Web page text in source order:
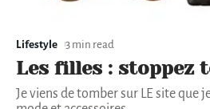
Lifestyle 3 min read
Les filles : stoppez
Je viens de tomber sur LE site que